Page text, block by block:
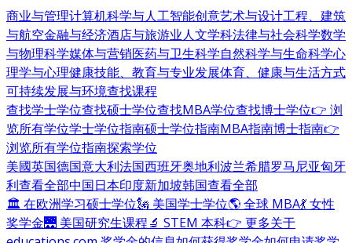
商业与管理计算机科学与人工智能创意艺术与设计工程、建筑
与航空金融与经济酒店与旅游业人文学科法律与社会科学数学
与物理科学媒体与营销医药与卫生科学自然科学与生命科学心
理学与心理健康技能、教育与专业发展体育、健康与生活方式
可持续发展与环境查找课程
查找学士学位查找硕士学位查找MBA学位查找博士学位👉 浏
览所有学位学士学位指南硕士学位指南MBA指南博士指南👉
浏览所有学位指南探索学位
美國英国德国意大利法国西班牙奥地利波兰希腊罗马尼亚匈牙
利查看全部中国日本印度新加坡韩国查看全部
🏛 在欧洲学习硕士学位🗽 美国学士学位🌎 全球 MBA💃 女性
奖学金🌉 美国研究生课程🔬 STEM 本科👉 更多关于